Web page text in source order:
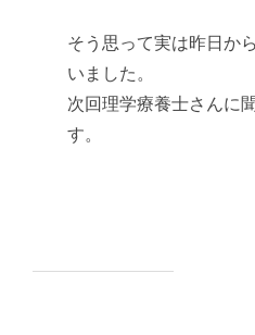
そう思って実は昨日か
いました。
次回理学療養士さんに
す。